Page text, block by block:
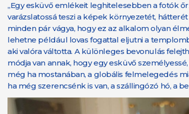
„Egy esküvő emlékeit leghitelesebben a fotók
varázslatossá teszi a képek környezetét,
minden pár vágya, hogy ez az alkalom olyan
lehetne például lovas fogattal eljutni a
aki valóra váltotta. A különleges bevonulás
módja van annak, hogy egy esküvő
még ha mostanában, a globális felmelegedés
ha még szerencsénk is van, a szállingózó hó, a